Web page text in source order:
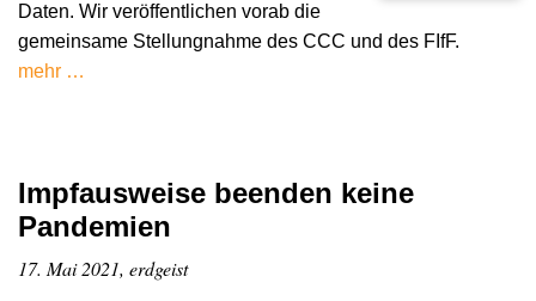
Daten. Wir veröffentlichen vorab die
gemeinsame Stellungnahme des CCC und des FIfF.
mehr …
Impfausweise beenden keine
Pandemien
17. Mai 2021, erdgeist